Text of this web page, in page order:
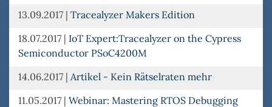
13.09.2017 | Tracealyzer Makers Edition
18.07.2017 | IoT Expert:Tracealyzer on the Cypress
Semiconductor PSoC4200M
14.06.2017 | Artikel - Kein Rätselraten mehr
11.05.2017 | Webinar: Mastering RTOS Debugging